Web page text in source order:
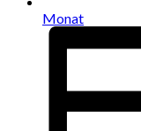
Monat